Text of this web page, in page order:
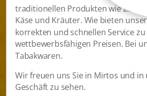
traditionellen Produkten wie z.B.
Käse und Kräuter. Wie bieten
korrekten und schnellen Service zu
wettbewerbsfähigen Preisen. Bei
Tabakwaren.
Wir freuen uns Sie in Mirtos und in
Geschäft zu sehen.